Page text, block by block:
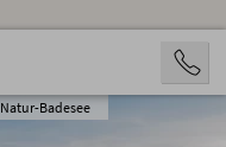
Natur-Badesee